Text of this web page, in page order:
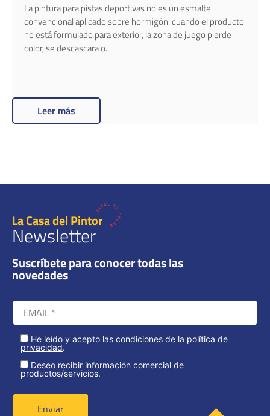
La pintura para pistas deportivas no es un esmalte
convencional aplicado sobre hormigón: cuando el producto
no está formulado para exterior, la zona de juego pierde
color, se descascara o...
Leer más
La Casa del Pintor
Newsletter
Suscríbete para conocer todas las
novedades
He leído y acepto las condiciones de la política de
privacidad.
Deseo recibir información comercial de
productos/servicios.